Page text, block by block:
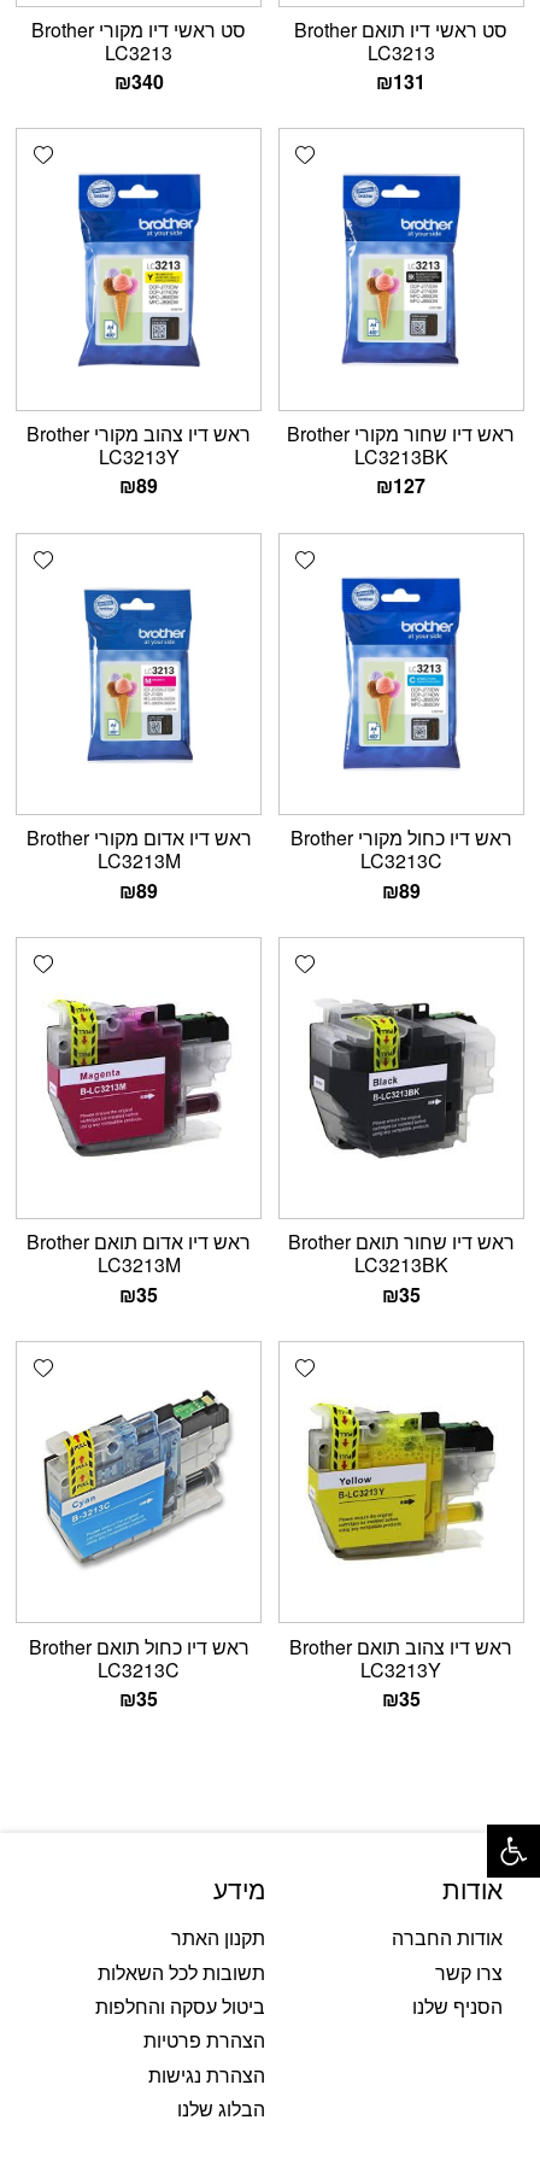
סט ראשי דיו תואם Brother
LC3213
₪131
סט ראשי דיו מקורי Brother
LC3213
₪340
Add wishlist
ראש דיו שחור מקורי Brother
LC3213BK
₪127
ראש דיו צהוב מקורי Brother
LC3213Y
₪89
Add wishlist
ראש דיו כחול מקורי Brother
LC3213C
₪89
ראש דיו אדום מקורי Brother
LC3213M
₪89
Add wishlist
ראש דיו שחור תואם Brother
LC3213BK
₪35
ראש דיו אדום תואם Brother
LC3213M
₪35
Add wishlist
ראש דיו צהוב תואם Brother
LC3213Y
₪35
ראש דיו כחול תואם Brother
LC3213C
₪35
אודות
אודות החברה
צרו קשר
הסניף שלנו
מידע
תקנון האתר
תשובות לכל השאלות
ביטול עסקה והחלפות
הצהרת פרטיות
הצהרת נגישות
הבלוג שלנו
פתח סרגל נגישות